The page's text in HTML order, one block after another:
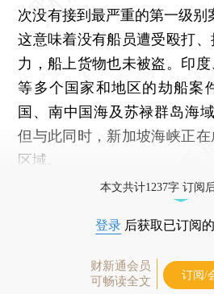
次没有接到最严重的第一级别
这意味着没有船员遭受殴打
力，船上货物也未被盗。印
等多个国家和地区的劫船案
国、南中国海及苏禄群岛海
但与此同时，新加坡海峡正
区域。
本文共计1237字 订阅
登录 后获取已订阅
财新通会员
可畅读全文
订阅/